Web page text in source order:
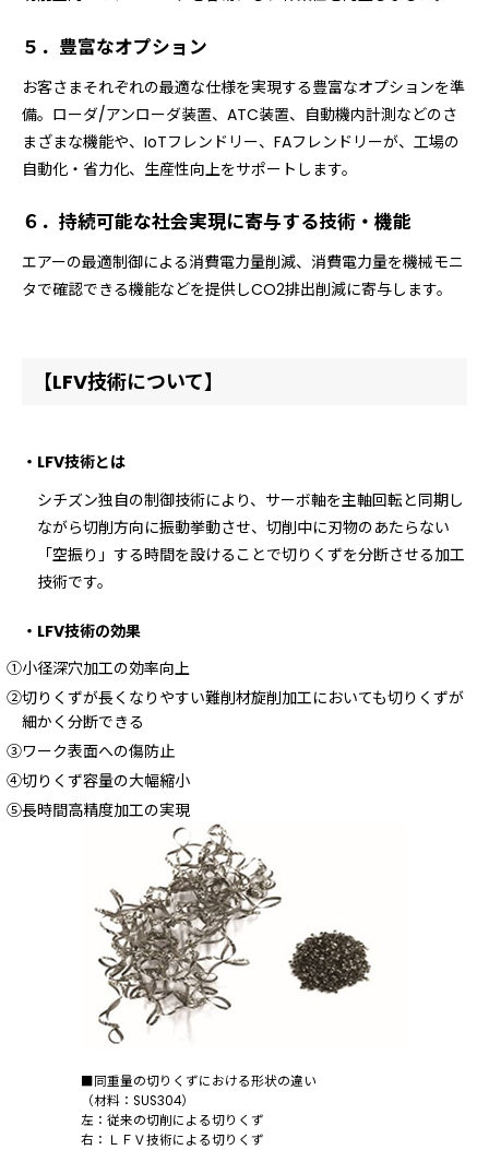
５．豊富なオプション
お客さまそれぞれの最適な仕様を実現する豊富なオプションを準
備。ローダ/アンローダ装置、ATC装置、自動機内計測などのさ
まざまな機能や、IoTフレンドリー、FAフレンドリーが、工場の
自動化・省力化、生産性向上をサポートします。
６．持続可能な社会実現に寄与する技術・機能
エアーの最適制御による消費電力量削減、消費電力量を機械モニ
タで確認できる機能などを提供しCO2排出削減に寄与します。
【LFV技術について】
・LFV技術とは
シチズン独自の制御技術により、サーボ軸を主軸回転と同期し
ながら切削方向に振動挙動させ、切削中に刃物のあたらない
「空振り」する時間を設けることで切りくずを分断させる加工
技術です。
・LFV技術の効果
①小径深穴加工の効率向上
②切りくずが長くなりやすい難削材旋削加工においても切りくずが
細かく分断できる
③ワーク表面への傷防止
④切りくず容量の大幅縮小
⑤長時間高精度加工の実現
■同重量の切りくずにおける形状の違い
（材料：SUS304）
左：従来の切削による切りくず
右：ＬＦＶ技術による切りくず